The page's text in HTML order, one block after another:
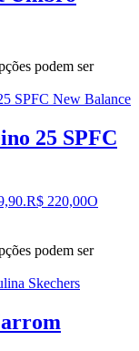
podem ser
25 SPFC
R$ 220,00O
podem ser